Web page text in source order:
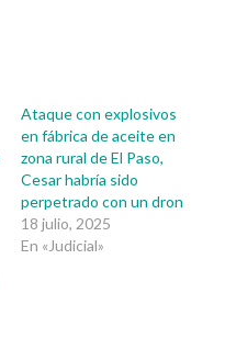
Ataque con explosivos
en fábrica de aceite en
zona rural de El Paso,
Cesar habría sido
perpetrado con un dron
18 julio, 2025
En «Judicial»